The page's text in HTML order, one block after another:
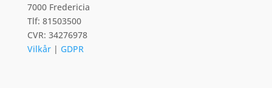
7000 Fredericia
Tlf: 81503500
CVR: 34276978
Vilkår| GDPR